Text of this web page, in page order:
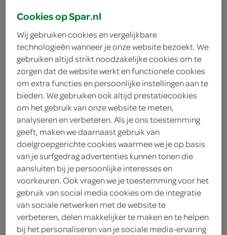
Fanta orange regular
Fanta
2.
29
1 Liter
Let op: aanbiedingen zijn niet zichtbaar bij de
producten, maar worden wél automatisch
verwerkt in de winkelmand.
Cookies op Spar.nl
Wij gebruiken cookies en vergelijkbare
technologieën wanneer je onze website bezoekt. We
gebruiken altijd strikt noodzakelijke cookies om te
zorgen dat de website werkt en functionele cookies
om extra functies en persoonlijke instellingen aan te
bieden. We gebruiken ook altijd prestatiecookies
om het gebruik van onze website te meten,
analyseren en verbeteren. Als je ons toestemming
geeft, maken we daarnaast gebruik van
doelgroepgerichte cookies waarmee we je op basis
van je surfgedrag advertenties kunnen tonen die
aansluiten bij je persoonlijke interesses en
voorkeuren. Ook vragen we je toestemming voor het
gebruik van social media cookies om de integratie
van sociale netwerken met de website te
verbeteren, delen makkelijker te maken en te helpen
bij het personaliseren van je sociale media-ervaring